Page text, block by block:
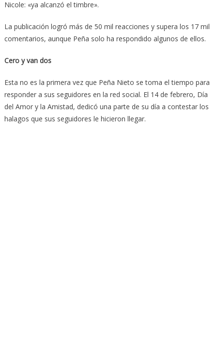
Nicole: «ya alcanzó el timbre».
La publicación logró más de 50 mil reacciones y supera los 17 mil
comentarios, aunque Peña solo ha respondido algunos de ellos.
Cero y van dos
Esta no es la primera vez que Peña Nieto se toma el tiempo para
responder a sus seguidores en la red social. El 14 de febrero, Día
del Amor y la Amistad, dedicó una parte de su día a contestar los
halagos que sus seguidores le hicieron llegar.